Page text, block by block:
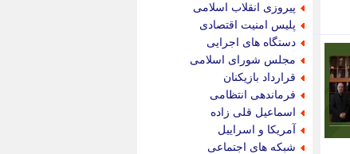
پیروزی انقلاب اسلامی
پلیس امنیت اقتصادی
دستگاه های اجرایی
مجلس شورای اسلامی
قرارداد بازیکنان
فرماندهی انتظامی
اسماعیل قلی زاده
آمریکا و اسراییل
شبکه های اجتماعی